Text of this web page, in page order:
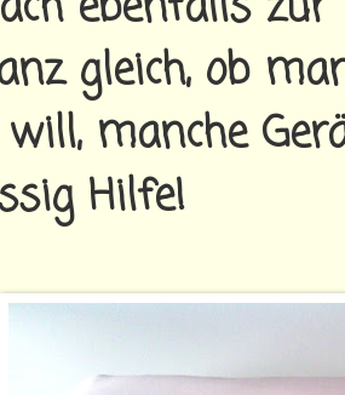
gleich, ob
manche
Hilfe!